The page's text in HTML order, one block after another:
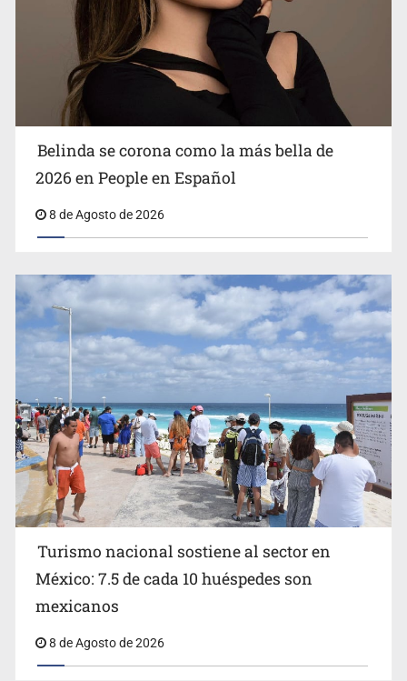
Ciclosporiasis no representa un riesgo epidemiológico
masivo
EU reanudará este sábado inspecciones de aguacate en
Michoacán
Belinda se corona como la más bella de 2026 en People
Belinda se corona como la más bella de
2026 en People en Español
8 de Agosto de 2026
Turismo nacional sostiene al sector en
México: 7.5 de cada 10 huéspedes son
mexicanos
8 de Agosto de 2026